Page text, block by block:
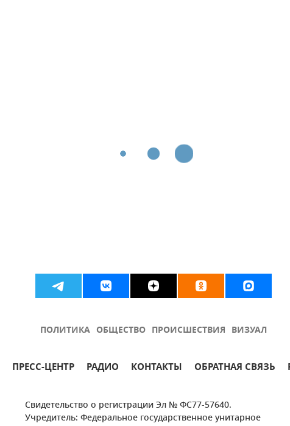
ПОЛИТИКА ОБЩЕСТВО ПРОИСШЕСТВИЯ ВИЗУАЛ
ПРЕСС-ЦЕНТР РАДИО КОНТАКТЫ ОБРАТНАЯ СВЯЗЬ
Свидетельство о регистрации Эл № ФС77-57640.
Учредитель: Федеральное государственное унитарное